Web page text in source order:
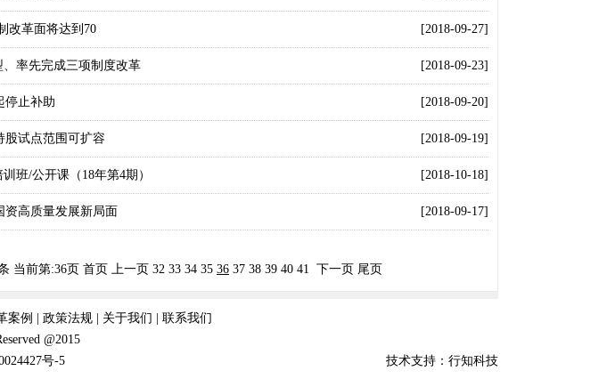
[2018-09-27]
改革面将达到70
[2018-09-23]
、率先完成三项制度改革
[2018-09-20]
停止补助
[2018-09-19]
股试点范围可扩容
[2018-10-18]
班/公开课（18年第4期）
[2018-09-17]
资高质量发展新局面
当前第:36页 首页 上一页 32 33 34 35 36 37 38 39 40 41 下一页 尾页
案例 政策法规 关于我们
联系我们
@2015
号-5 技术支持：行知科技